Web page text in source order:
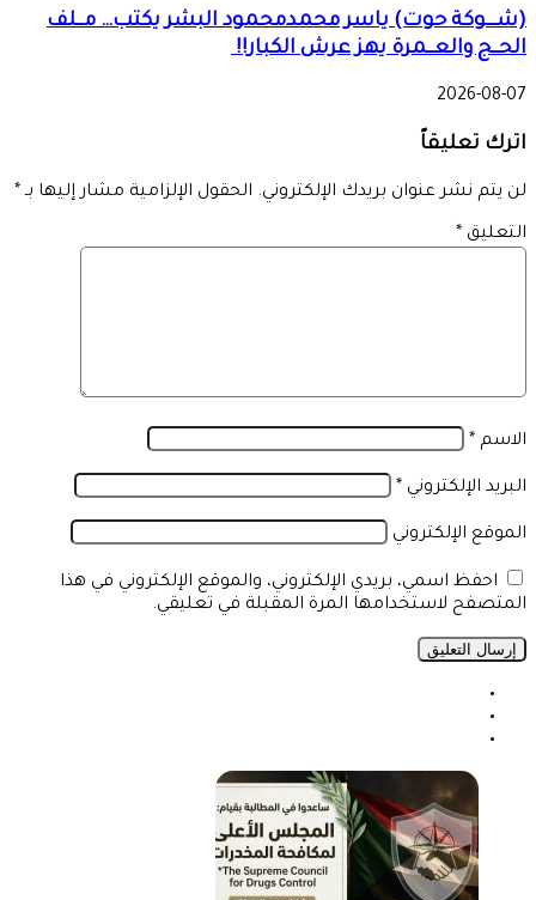
(شـــوكة حوت) ياسر محمدمحمود البشر يكتب… مــلف
الحــج والعــمرة يهز عرش الكبار!!
2026-08-07
اترك تعليقاً
لن يتم نشر عنوان بريدك الإلكتروني. الحقول الإلزامية مشار إليها بـ *
التعليق *
الاسم *
البريد الإلكتروني *
الموقع الإلكتروني
احفظ اسمي، بريدي الإلكتروني، والموقع الإلكتروني في هذا
المتصفح لاستخدامها المرة المقبلة في تعليقي.